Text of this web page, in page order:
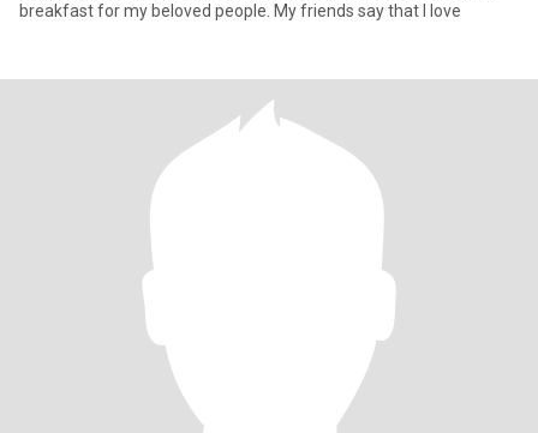
breakfast for my beloved people. My friends say that I love